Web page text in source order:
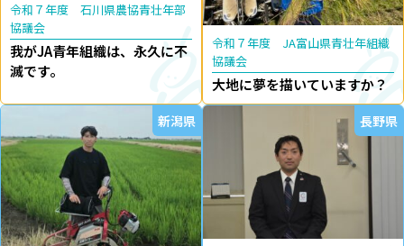
令和７年度 石川県農協青壮年部
協議会
我がJA青年組織は、永久に不
滅です。
令和７年度 JA富山県青壮年組織
協議会
大地に夢を描いていますか？
新潟県 長野県